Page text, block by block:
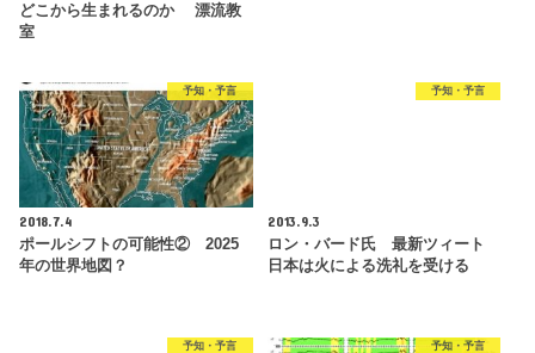
どこから生まれるのか 漂流教
室
予知・予言
2018.7.4
ポールシフトの可能性② 2025
年の世界地図？
予知・予言
2013.9.3
ロン・バード氏 最新ツィート
日本は火による洗礼を受ける
予知・予言 予知・予言